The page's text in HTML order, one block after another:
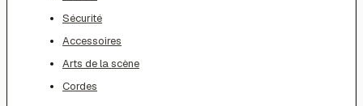
Sécurité
Accessoires
Arts de la scène
Cordes